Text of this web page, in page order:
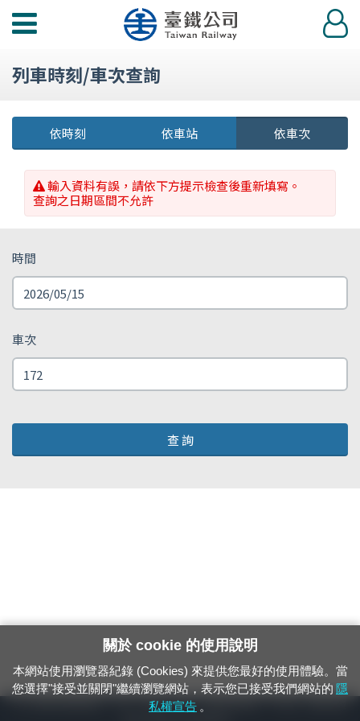
功
選
登
入
列車時刻/車次查詢
依時刻 依車站 依車次
輸入資料有誤，請依下方提示檢查後重新填寫。
查詢之日期區間不允許
時間
車次
查 詢
24小時緊急通報電話：1933（市話、手機，僅限發現軌道、平交道、橋樑及隧
關於 cookie 的使用說明
本網站使用瀏覽器紀錄 (Cookies) 來提供您最好的使用體驗。當
您選擇"接受並關閉"繼續瀏覽網站，表示您已接受我們網站的 隱
私權宣告 。